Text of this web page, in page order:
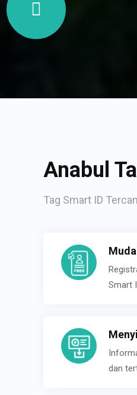
Anabul
Tag Smart ID
Smart
dan